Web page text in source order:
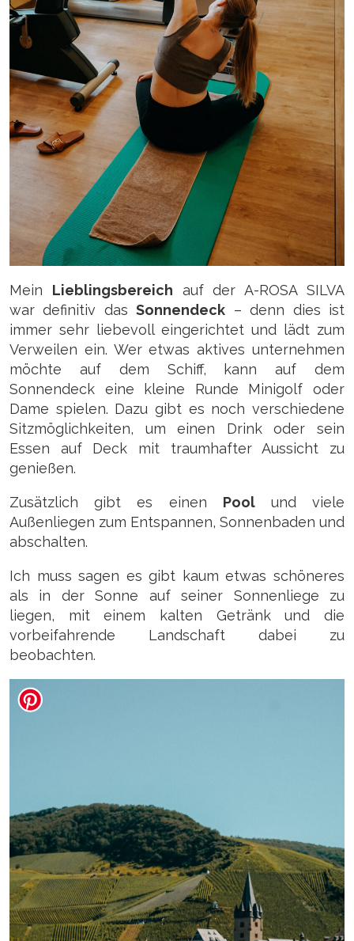
Mein Lieblingsbereich auf der A-ROSA SILVA
war definitiv dasSonnendeck – denn dies ist
immer sehr liebevoll eingerichtet und lädt zum
Verweilen ein. Wer etwas aktives unternehmen
möchte auf dem Schiff, kann auf dem
Sonnendeck eine kleine Runde Minigolf oder
Dame spielen. Dazu gibt es noch verschiedene
Sitzmöglichkeiten, um einen Drink oder sein
Essen auf Deck mit traumhafter Aussicht zu
genießen.
Zusätzlich gibt es einen Poolund viele
Außenliegen zum Entspannen, Sonnenbaden und
abschalten.
Ich muss sagen es gibt kaum etwas schöneres
als in der Sonne auf seiner Sonnenliege zu
liegen, mit einem kalten Getränk und die
vorbeifahrende Landschaft dabei zu
beobachten.